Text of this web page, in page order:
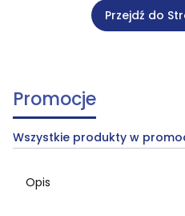
Przejdź do
Promocje
Wszystkie produkty w
Opis